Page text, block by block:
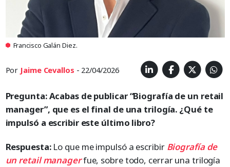
Francisco Galán Diez.
Por Jaime Cevallos - 22/04/2026
Pregunta: Acabas de publicar “Biografía de un retail
manager”, que es el final de una trilogía. ¿Qué te
impulsó a escribir este último libro?
Respuesta:Lo que me impulsó a escribir Biografía de
un retailmanagerfue, sobre todo, cerrar una trilogía